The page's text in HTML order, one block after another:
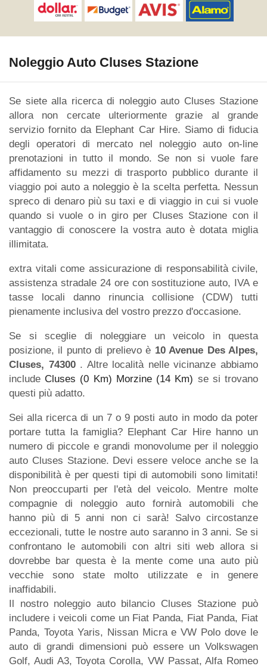
Noleggio Auto Cluses Stazione
Se siete alla ricerca di noleggio auto Cluses Stazione
allora non cercate ulteriormente grazie al grande
servizio fornito da Elephant Car Hire. Siamo di fiducia
degli operatori di mercato nel noleggio auto on-line
prenotazioni in tutto il mondo. Se non si vuole fare
affidamento su mezzi di trasporto pubblico durante il
viaggio poi auto a noleggio è la scelta perfetta. Nessun
spreco di denaro più su taxi e di viaggio in cui si vuole
quando si vuole o in giro per Cluses Stazione con il
vantaggio di conoscere la vostra auto è dotata miglia
illimitata.
extra vitali come assicurazione di responsabilità civile,
assistenza stradale 24 ore con sostituzione auto, IVA e
tasse locali danno rinuncia collisione (CDW) tutti
pienamente inclusiva del vostro prezzo d'occasione.
Se si sceglie di noleggiare un veicolo in questa
posizione, il punto di prelievo è 10 Avenue Des Alpes,
Cluses, 74300 . Altre località nelle vicinanze abbiamo
includeCluses (0 Km) Morzine (14 Km) se si trovano
questi più adatto.
Sei alla ricerca di un 7 o 9 posti auto in modo da poter
portare tutta la famiglia? Elephant Car Hire hanno un
numero di piccole e grandi monovolume per il noleggio
auto Cluses Stazione. Devi essere veloce anche se la
disponibilità è per questi tipi di automobili sono limitati!
Non preoccuparti per l'età del veicolo. Mentre molte
compagnie di noleggio auto fornirà automobili che
hanno più di 5 anni non ci sarà! Salvo circostanze
eccezionali, tutte le nostre auto saranno in 3 anni. Se si
confrontano le automobili con altri siti web allora si
dovrebbe bar questa è la mente come una auto più
vecchie sono state molto utilizzate e in genere
inaffidabili.
Il nostro noleggio auto bilancio Cluses Stazione può
includere i veicoli come un Fiat Panda, Fiat Panda, Fiat
Panda, Toyota Yaris, Nissan Micra e VW Polo dove le
auto di grandi dimensioni può essere un Volkswagen
Golf, Audi A3, Toyota Corolla, VW Passat, Alfa Romeo